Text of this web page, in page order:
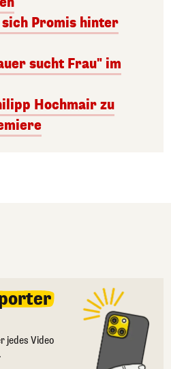
Promis hinter
sucht Frau" im
Hochmair zu
jedes Video